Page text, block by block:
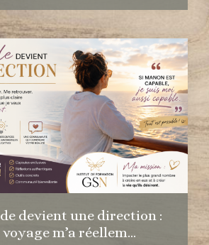
devient une direction :
m’a réellem...